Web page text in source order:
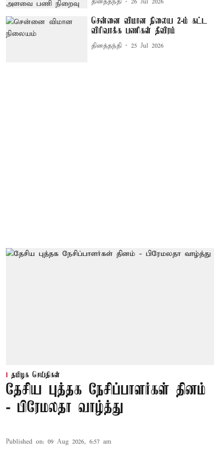
தினத்தந்தி 26 Jul 2026
சென்னை விமான நிலைய 2-ம் கட்ட
விரிவாக்க பணிகள் தீவிரம்
தினத்தந்தி 25 Jul 2026
தமிழக செய்திகள்
தேசிய புத்தக நேசிப்பாளர்கள் தினம்
- பிரேமலதா வாழ்த்து
Published on: 09 Aug 2026, 6:57 am